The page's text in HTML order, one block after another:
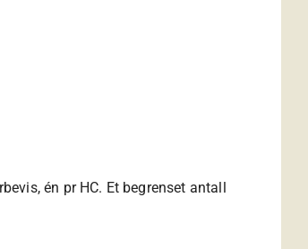
én pr HC. Et begrenset antall